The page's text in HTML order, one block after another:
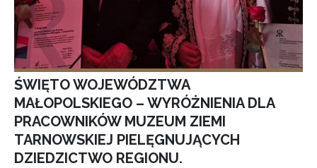
ŚWIĘTO WOJEWÓDZTWA
MAŁOPOLSKIEGO – WYRÓŻNIENIA DLA
PRACOWNIKÓW MUZEUM ZIEMI
TARNOWSKIEJ PIELĘGNUJĄCYCH
DZIEDZICTWO REGIONU.